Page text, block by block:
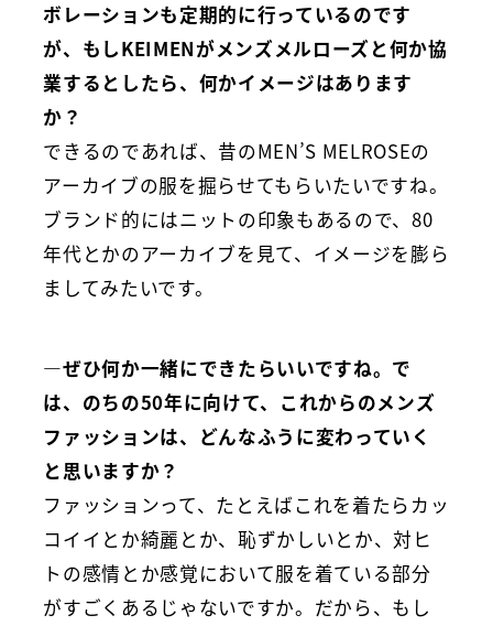
ボレーションも定期的に行っているのです
が、もしKEIMENがメンズメルローズと何か協
業するとしたら、何かイメージはあります
か？
できるのであれば、昔のMEN’S MELROSEの
アーカイブの服を掘らせてもらいたいですね。
ブランド的にはニットの印象もあるので、80
年代とかのアーカイブを見て、イメージを膨ら
ましてみたいです。
―ぜひ何か一緒にできたらいいですね。で
は、のちの50年に向けて、これからのメンズ
ファッションは、どんなふうに変わっていく
と思いますか？
ファッションって、たとえばこれを着たらカッ
コイイとか綺麗とか、恥ずかしいとか、対ヒ
トの感情とか感覚において服を着ている部分
がすごくあるじゃないですか。だから、もし